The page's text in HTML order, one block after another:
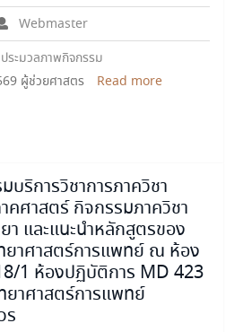
Webmaster
ประมวลภาพกิจกรรม
ผู้ช่วยศาสตร
Read more
บริการวิชาการภาควิชา
คศาสตร์ กิจกรรมภาควิชา
า และแนะนำหลักสูตรของ
าศาสตร์การแพทย์ ณ ห้อง
1 ห้องปฏิบัติการ MD 423
ยาศาสตร์การแพทย์
ร